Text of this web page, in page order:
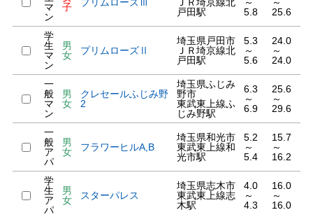
マ
ン
子
戸田駅
5.8
25.6
学
生
マ
ン
男
女
プリムローズⅡ
埼玉県戸田市
ＪＲ埼京線北
戸田駅
5.3
～
5.6
24.0
～
24.0
一
般
マ
ン
男
女
クレセールふじみ野
2
埼玉県ふじみ
野市
東武東上線ふ
じみ野駅
6.3
～
6.9
25.6
～
29.6
一
般
ア
パ
男
女
フラワーヒルA,B
埼玉県和光市
東武東上線和
光市駅
5.2
～
5.4
15.7
～
16.2
学
生
ア
パ
男
女
スターパレス
埼玉県志木市
東武東上線志
木駅
4.0
～
4.3
16.0
～
16.0